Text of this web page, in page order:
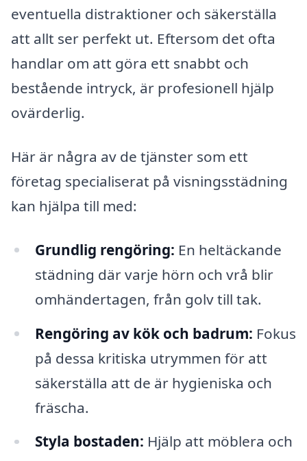
eventuella distraktioner och säkerställa
att allt ser perfekt ut. Eftersom det ofta
handlar om att göra ett snabbt och
bestående intryck, är profesionell hjälp
ovärderlig.
Här är några av de tjänster som ett
företag specialiserat på visningsstädning
kan hjälpa till med:
Grundlig rengöring: En heltäckande
städning där varje hörn och vrå blir
omhändertagen, från golv till tak.
Rengöring av kök och badrum: Fokus
på dessa kritiska utrymmen för att
säkerställa att de är hygieniska och
fräscha.
Styla bostaden: Hjälp att möblera och